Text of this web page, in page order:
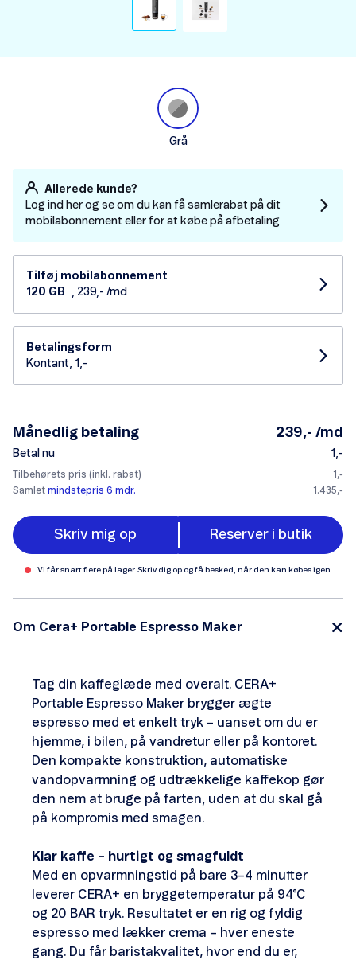
Grå
Allerede kunde?
Log ind her og se om du kan få samlerabat på dit
mobilabonnement eller for at købe på afbetaling
Tilføj mobilabonnement
120 GB
, 239,- /md
Betalingsform
Kontant, 1,-
Månedlig betaling 239,- /md
Betal nu 1,-
Tilbehørets pris (inkl. rabat)
1,-
Samlet mindstepris 6 mdr. 1.435,-
Skriv mig op Reserver i butik
Vi får snart flere på lager. Skriv dig op og få besked, når den kan købes igen.
Om Cera+ Portable Espresso Maker
Tag din kaffeglæde med overalt. CERA+
Portable Espresso Maker brygger ægte
espresso med et enkelt tryk – uanset om du er
hjemme, i bilen, på vandretur eller på kontoret.
Den kompakte konstruktion, automatiske
vandopvarmning og udtrækkelige kaffekop gør
den nem at bruge på farten, uden at du skal gå
på kompromis med smagen.
Klar kaffe – hurtigt og smagfuldt
Med en opvarmningstid på bare 3–4 minutter
leverer CERA+ en bryggetemperatur på 94°C
og 20 BAR tryk. Resultatet er en rig og fyldig
espresso med lækker crema – hver eneste
gang. Du får baristakvalitet, hvor end du er,